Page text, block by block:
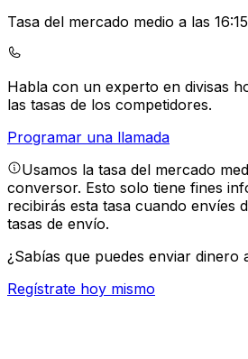
Tasa del mercado medio a las
Habla con un experto en divisas
las tasas de los competidores.
Programar una llamada
Usamos la tasa del mercado
conversor. Esto solo tiene fines
recibirás esta tasa cuando envíes
tasas de envío.
¿Sabías que puedes enviar dinero
Regístrate hoy mismo